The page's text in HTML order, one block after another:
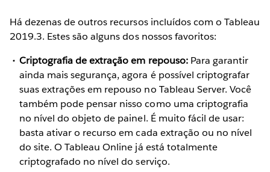
Há dezenas de outros recursos incluídos com o Tableau
2019.3. Estes são alguns dos nossos favoritos:
Criptografia de extração em repouso:Para garantir
ainda mais segurança, agora é possível criptografar
suas extrações em repouso no Tableau Server. Você
também pode pensar nisso como uma criptografia
no nível do objeto de painel. É muito fácil de usar:
basta ativar o recurso em cada extração ou no nível
do site. O Tableau Online já está totalmente
criptografado no nível do serviço.